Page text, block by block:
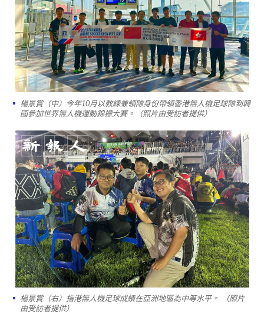
楊景賞（中）今年10月以教練兼領隊身份帶領香港無人機足球隊到韓
國參加世界無人機運動錦標大賽。（照片由受訪者提供）
楊景賞（右）指港無人機足球成績在亞洲地區為中等水平。 （照片
由受訪者提供）